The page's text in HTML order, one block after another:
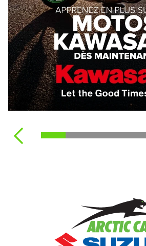
VOIR TOUS LES VÉHICULES
JEUNE
VOIR TOUTES LES
VOIR TOUTES LES